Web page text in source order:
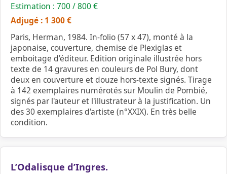
Estimation : 700 / 800 €
Adjugé : 1 300 €
Paris, Herman, 1984. In-folio (57 x 47), monté à la
japonaise, couverture, chemise de Plexiglas et
emboitage d’éditeur. Edition originale illustrée hors
texte de 14 gravures en couleurs de Pol Bury, dont
deux en couverture et douze hors-texte signés. Tirage
à 142 exemplaires numérotés sur Moulin de Pombié,
signés par l'auteur et l'illustrateur à la justification. Un
des 30 exemplaires d'artiste (n°XXIX). En très belle
condition.
L’Odalisque d’Ingres.